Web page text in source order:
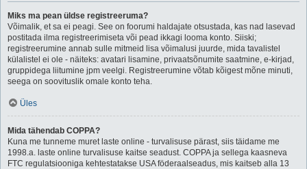
Miks ma pean üldse registreeruma?
Võimalik, et sa ei peagi. See on foorumi haldajate otsustada, kas nad lasevad
postitada ilma registreerimiseta või pead ikkagi looma konto. Siiski;
registreerumine annab sulle mitmeid lisa võimalusi juurde, mida tavalistel
külalistel ei ole - näiteks: avatari lisamine, privaatsõnumite saatmine, e-kirjad,
gruppidega liitumine jpm veelgi. Registreerumine võtab kõigest mõne minuti,
seega on soovituslik omale konto teha.
Üles
Mida tähendab COPPA?
Kuna me tunneme muret laste online - turvalisuse pärast, siis täidame me
1998.a. laste online turvalisuse kaitse seadust. COPPA ja sellega kaasneva
FTC regulatsiooniga kehtestatakse USA föderaalseadus, mis kaitseb alla 13